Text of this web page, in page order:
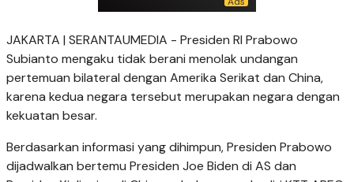
JAKARTA | SERANTAUMEDIA - Presiden RI Prabowo
Subianto mengaku tidak berani menolak undangan
pertemuan bilateral dengan Amerika Serikat dan China,
karena kedua negara tersebut merupakan negara dengan
kekuatan besar.
Berdasarkan informasi yang dihimpun, Presiden Prabowo
dijadwalkan bertemu Presiden Joe Biden di AS dan